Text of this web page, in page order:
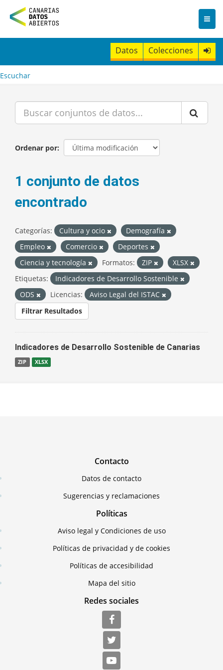
n
t
Datos Colecciones
Escuchar
Ordenar por
1 conjunto de datos
encontrado
Categorías: Cultura y ocio
Demografía
Empleo
Comercio
Deportes
Ciencia y tecnología
Formatos: ZIP
XLSX
Etiquetas:
Indicadores de Desarrollo Sostenible
ODS
Licencias:
Aviso Legal del ISTAC
Filtrar Resultados
Indicadores de Desarrollo Sostenible de Canarias
ZIP XLSX
Contacto
Datos de contacto
Sugerencias y reclamaciones
Políticas
Aviso legal y Condiciones de uso
Políticas de privacidad y de cookies
Políticas de accesibilidad
Mapa del sitio
Redes sociales